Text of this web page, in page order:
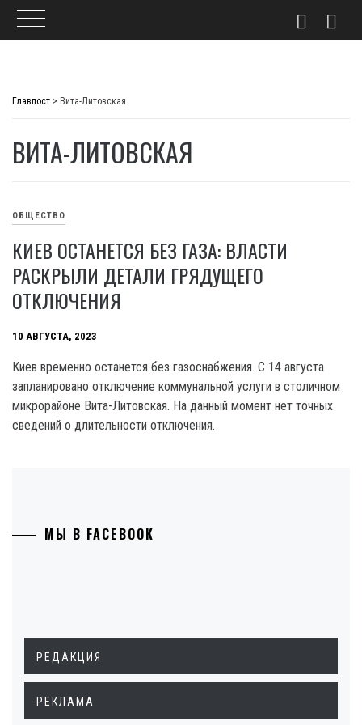
Главпост > Вита-Литовская
ВИТА-ЛИТОВСКАЯ
ОБЩЕСТВО
КИЕВ ОСТАНЕТСЯ БЕЗ ГАЗА: ВЛАСТИ
РАСКРЫЛИ ДЕТАЛИ ГРЯДУЩЕГО
ОТКЛЮЧЕНИЯ
10 АВГУСТА, 2023
Киев временно останется без газоснабжения. С 14 августа
запланировано отключение коммунальной услуги в столичном
микрорайоне Вита-Литовская. На данный момент нет точных
сведений о длительности отключения.
МЫ В FACEBOOK
РЕДАКЦИЯ
РЕКЛАМА